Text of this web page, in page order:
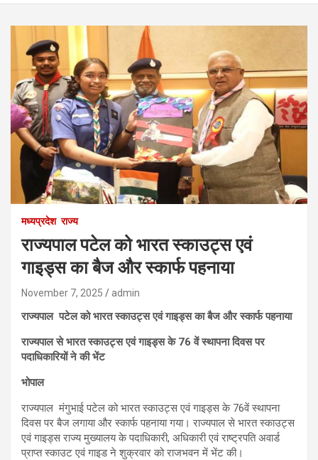
मध्यप्रदेश राज्य
राज्यपाल पटेल को भारत स्काउट्स एवं
गाइड्स का बैज और स्कार्फ पहनाया
November 7, 2025 admin
राज्यपाल पटेल को भारत स्काउट्स एवं गाइड्स का बैज और स्कार्फ पहनाया
राज्यपाल से भारत स्काउट्स एवं गाइड्स के 76 वें स्थापना दिवस पर
पदाधिकारियों ने की भेंट
भोपाल
राज्यपाल मंगुभाई पटेल को भारत स्काउट्स एवं गाइड्स के 76वें स्थापना
दिवस पर बैज लगाया और स्कार्फ पहनाया गया। राज्यपाल से भारत स्काउट्स
एवं गाइड्स राज्य मुख्यालय के पदाधिकारी, अधिकारी एवं राष्ट्रपति अवार्ड
प्राप्त स्काउट एवं गाइड ने शुक्रवार को राजभवन में भेंट की।